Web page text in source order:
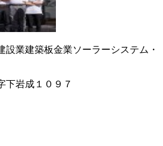
設業建築板金業ソーラーシステム・
下岩成１０９７